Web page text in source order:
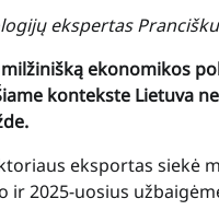
ekspertas
ekonomikos
kontekste Lietuva
eksportas siekė
ir 2025-uosius